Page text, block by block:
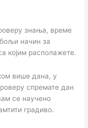
знања, време
начин за
којим располажете.
више дана, у
спремате дан
се научено
градиво.